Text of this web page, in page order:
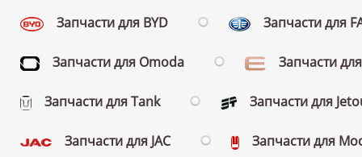
Запчасти для BYD Запчасти для
Запчасти для Omoda Запчасти
Запчасти для Tank Запчасти для
Запчасти для JAC Запчасти для